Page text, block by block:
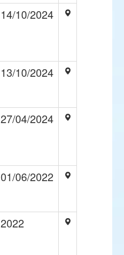
14/10/2024
13/10/2024
27/04/2024
01/06/2022
2022